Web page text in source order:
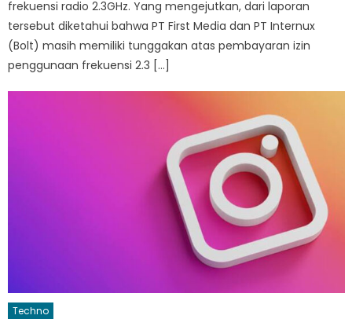
frekuensi radio 2.3GHz. Yang mengejutkan, dari laporan
tersebut diketahui bahwa PT First Media dan PT Internux
(Bolt) masih memiliki tunggakan atas pembayaran izin
penggunaan frekuensi 2.3 […]
Techno